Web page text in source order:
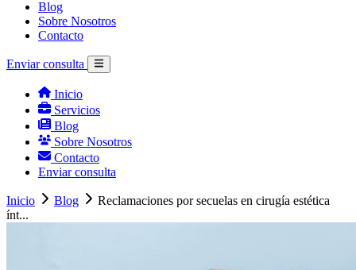
Blog
Sobre Nosotros
Contacto
Enviar consulta
Inicio
Servicios
Blog
Sobre Nosotros
Contacto
Enviar consulta
Inicio Blog
Reclamaciones por secuelas en cirugía estética
ínt...